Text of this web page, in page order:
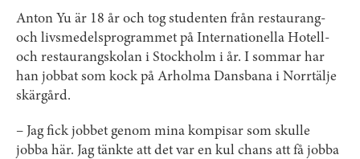
Anton Yu är 18 år och tog studenten från restaurang-
och livsmedelsprogrammet på Internationella Hotell-
och restaurangskolan i Stockholm i år. I sommar har
han jobbat som kock på Arholma Dansbana i Norrtälje
skärgård.
– Jag fick jobbet genom mina kompisar som skulle
jobba här. Jag tänkte att det var en kul chans att få jobba